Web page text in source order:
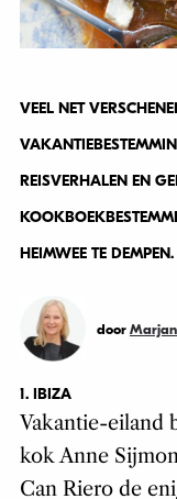
VEEL NET
REISVERHALEN EN
HEIMWEE TE DEMPEN.
door
1. IBIZA
Vakantie-eiland
kok Anne
Can Riero de